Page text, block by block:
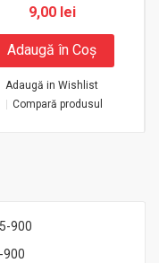
9,00 lei
Adaugă în Coş
Adaugă in Wishlist
Compară produsul
900